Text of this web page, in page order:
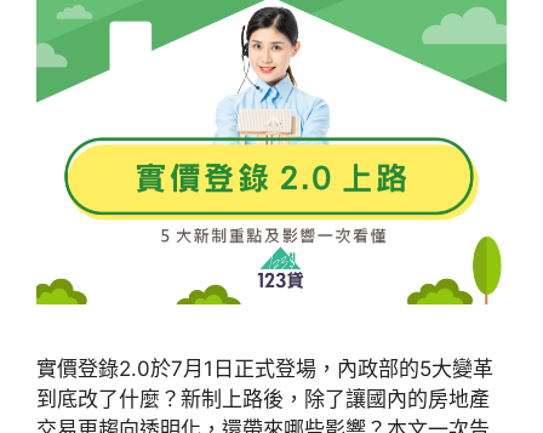
實價登錄2.0於7月1日正式登場，內政部的5大變革
到底改了什麼？新制上路後，除了讓國內的房地產